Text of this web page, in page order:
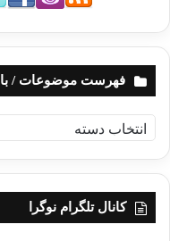
فهرست موضوعات / با
ه
ر
کانال تلگرام نوگرا